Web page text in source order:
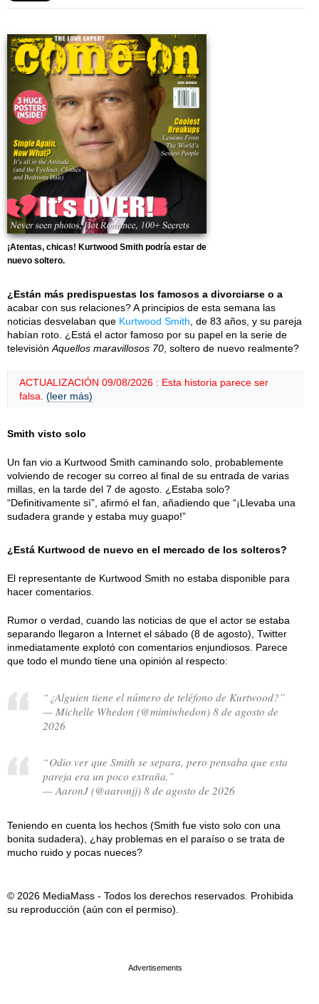
¡Atentas, chicas! Kurtwood Smith podría estar de
nuevo soltero.
¿Están más predispuestas los famosos a divorciarse o a
acabar con sus relaciones? A principios de esta semana las
noticias desvelaban que Kurtwood Smith , de 83 años, y su pareja
habían roto. ¿Está el actor famoso por su papel en la serie de
televisión Aquellos maravillosos 70 , soltero de nuevo realmente?
ACTUALIZACIÓN 09/08/2026 : Esta historia parece ser
falsa. (leer más)
Smith visto solo
Un fan vio a Kurtwood Smith caminando solo, probablemente
volviendo de recoger su correo al final de su entrada de varias
millas, en la tarde del 7 de agosto. ¿Estaba solo?
“Definitivamente sí”, afirmó el fan, añadiendo que “¡Llevaba una
sudadera grande y estaba muy guapo!”
¿Está Kurtwood de nuevo en el mercado de los solteros?
El representante de Kurtwood Smith no estaba disponible para
hacer comentarios.
Rumor o verdad, cuando las noticias de que el actor se estaba
separando llegaron a Internet el sábado (8 de agosto), Twitter
inmediatamente explotó con comentarios enjundiosos. Parece
que todo el mundo tiene una opinión al respecto:
“¿Alguien tiene el número de teléfono de Kurtwood?”
— Michelle Whedon (@mimiwhedon) 8 de agosto de
2026
“Odio ver que Smith se separa, pero pensaba que esta
pareja era un poco extraña.”
— AaronJ (@aaronjj) 8 de agosto de 2026
Teniendo en cuenta los hechos (Smith fue visto solo con una
bonita sudadera), ¿hay problemas en el paraíso o se trata de
mucho ruido y pocas nueces?
© 2026 MediaMass - Todos los derechos reservados. Prohibida
su reproducción (aún con el permiso).